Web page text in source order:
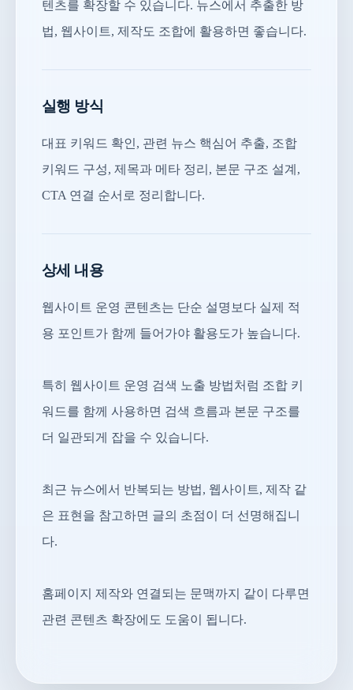
텐츠를 확장할 수 있습니다. 뉴스에서 추출한 방
법, 웹사이트, 제작도 조합에 활용하면 좋습니다.
실행 방식
대표 키워드 확인, 관련 뉴스 핵심어 추출, 조합
키워드 구성, 제목과 메타 정리, 본문 구조 설계,
CTA 연결 순서로 정리합니다.
상세 내용
웹사이트 운영 콘텐츠는 단순 설명보다 실제 적
용 포인트가 함께 들어가야 활용도가 높습니다.
특히 웹사이트 운영 검색 노출 방법처럼 조합 키
워드를 함께 사용하면 검색 흐름과 본문 구조를
더 일관되게 잡을 수 있습니다.
최근 뉴스에서 반복되는 방법, 웹사이트, 제작 같
은 표현을 참고하면 글의 초점이 더 선명해집니
다.
홈페이지 제작와 연결되는 문맥까지 같이 다루면
관련 콘텐츠 확장에도 도움이 됩니다.